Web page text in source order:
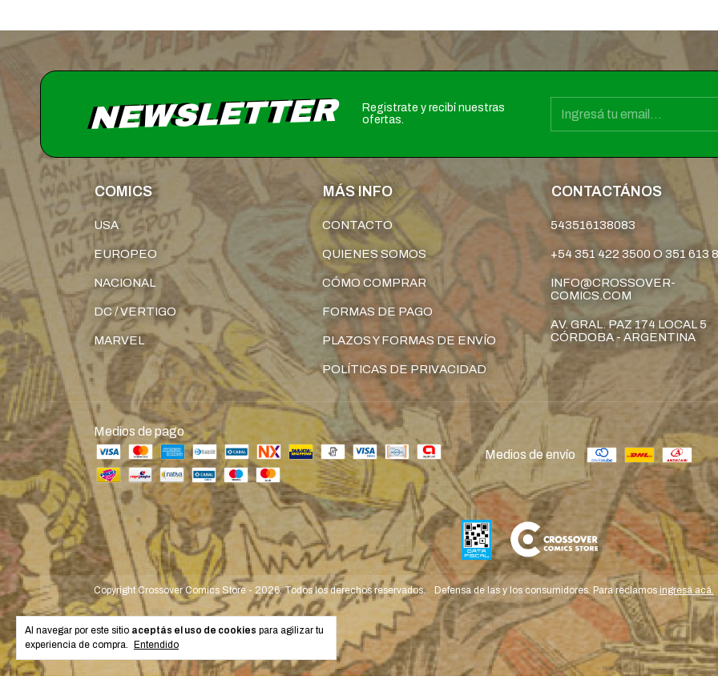
Al navegar por este sitio aceptás el uso de cookies para agilizar tu
experiencia de compra.
Entendido
NEWSLETTER
Registrate y recibí nuestras
ofertas.
COMICS
USA
EUROPEO
NACIONAL
DC / VERTIGO
MARVEL
MÁS INFO
CONTACTO
QUIENES SOMOS
CÓMO COMPRAR
FORMAS DE PAGO
PLAZOS Y FORMAS DE ENVÍO
POLÍTICAS DE PRIVACIDAD
CONTACTÁNOS
543516138083
+54 351 422 3500 O 351 613
INFO@CROSSOVER-
COMICS.COM
AV. GRAL. PAZ 174 LOCAL 5
CÓRDOBA - ARGENTINA
Medios de pago
Medios de envío
Copyright Crossover Comics Store - 2026. Todos los derechos reservados. Defensa de las y los consumidores. Para reclamos ingresá acá.